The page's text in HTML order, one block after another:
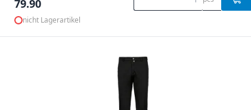
79.90
nicht Lagerartikel